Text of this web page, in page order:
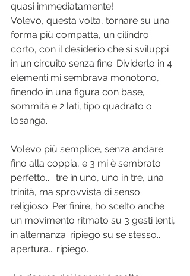
quasi immediatamente!
Volevo, questa volta, tornare su una
forma più compatta, un cilindro
corto, con il desiderio che si sviluppi
in un circuito senza fine. Dividerlo in 4
elementi mi sembrava monotono,
finendo in una figura con base,
sommità e 2 lati, tipo quadrato o
losanga.
Volevo più semplice, senza andare
fino alla coppia, e 3 mi è sembrato
perfetto...  tre in uno, uno in tre, una
trinità, ma sprovvista di senso
religioso. Per finire, ho scelto anche
un movimento ritmato su 3 gesti lenti,
in alternanza: ripiego su se stesso...
apertura... ripiego.